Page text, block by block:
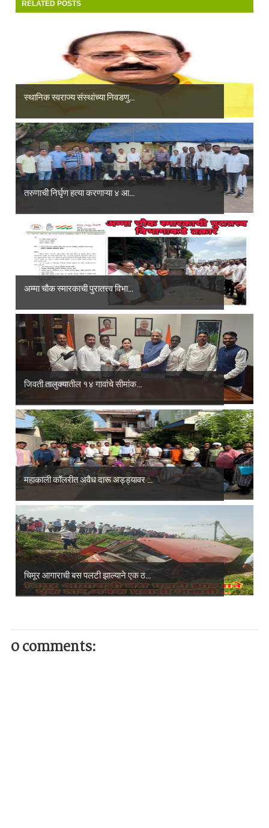
RELATED POSTS
स्थानिक स्वराज्य संस्थांच्या निवडणु...
तरुणाची निर्घृण हत्या करणाऱ्या ४ आ...
अम्मा चौक स्मारकाची पुरातत्त्व विभा...
जिवती तालुक्यातील १४ गावांचे सीमांक...
महाकाली कॉलरीत अवैध दारू अड्ड्यावर ...
चिमूर आगाराची बस पलटी झाल्याने एक ठ...
0 comments: